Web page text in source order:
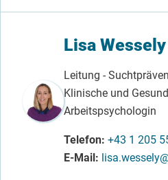
Lisa Wessely
Leitung -
Klinische und
Arbeitspsychologin
Telefon +43 1 205
E-Mail